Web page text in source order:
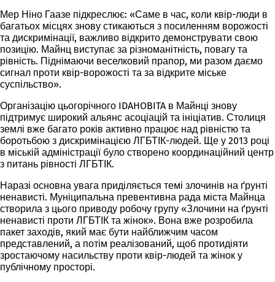
Мер Ніно Гаазе підкреслює: «Саме в час, коли квір-люди в
багатьох місцях знову стикаються з посиленням ворожості
та дискримінації, важливо відкрито демонструвати свою
позицію. Майнц виступає за різноманітність, повагу та
рівність. Піднімаючи веселковий прапор, ми разом даємо
сигнал проти квір-ворожості та за відкрите міське
суспільство».
Організацію цьогорічного IDAHOBITA в Майнці знову
підтримує широкий альянс асоціацій та ініціатив. Столиця
землі вже багато років активно працює над рівністю та
боротьбою з дискримінацією ЛГБТІК-людей. Ще у 2013 році
в міській адміністрації було створено координаційний центр
з питань рівності ЛГБТІК.
Наразі основна увага приділяється темі злочинів на ґрунті
ненависті. Муніципальна превентивна рада міста Майнца
створила з цього приводу робочу групу «Злочини на ґрунті
ненависті проти ЛГБТІК та жінок». Вона вже розробила
пакет заходів, який має бути найближчим часом
представлений, а потім реалізований, щоб протидіяти
зростаючому насильству проти квір-людей та жінок у
публічному просторі.